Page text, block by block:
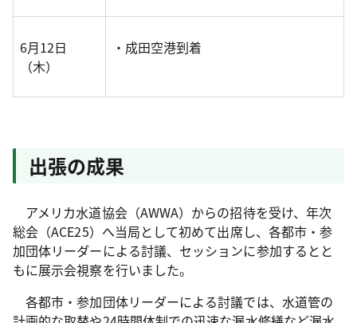
6月12日
（木）
・成田空港到着
出張の成果
アメリカ水道協会（AWWA）からの招待を受け、年次
総会（ACE25）へ当局として初めて出席し、各都市・参
加団体リーダーによる討議、セッションに参加するとと
もに展示会視察を行いました。
各都市・参加団体リーダーによる討議では、水道管の